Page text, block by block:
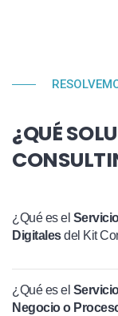
¿QUÉ
¿Qué es el
Digitalesdel Kit
¿Qué es el
Negocio o